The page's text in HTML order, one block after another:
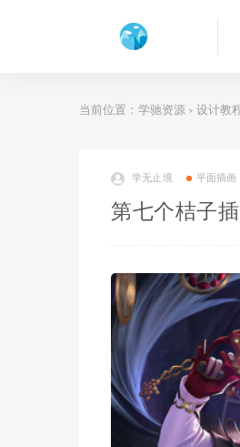
当前位置： 学驰资源 > 设计教
学无止境 平面插画
第七个桔子